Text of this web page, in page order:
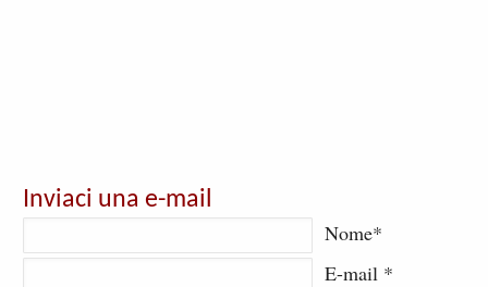
Inviaci una e-mail
Nome*
E-mail *